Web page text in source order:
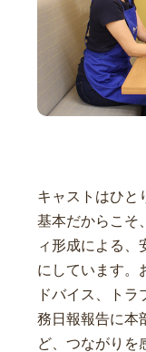
キャストはひと
基本だからこそ
ィ形成による、
にしています。
ドバイス、ト
務日報報告に本
ど、つながりを